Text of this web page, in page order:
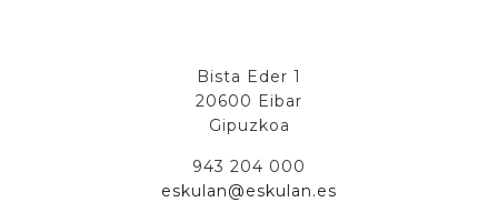
Bista Eder 1
20600 Eibar
Gipuzkoa
943 204 000
eskulan@eskulan.es